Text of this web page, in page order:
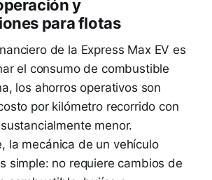
y
para flotas
de la Express Max EV es
el consumo de combustible
los ahorros operativos son
por kilómetro recorrido con
menor.
la mecánica de un vehículo
simple: no requiere cambios de